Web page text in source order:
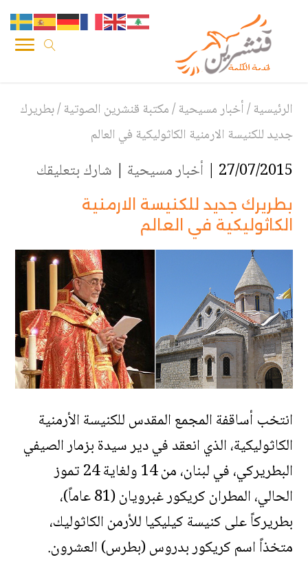
الرئيسية/أخبار مسيحية/مكتبة قنشرين الصوتية/بطريرك
جديد للكنيسة الارمنية الكاثوليكية في العالم
27/07/2015 | أخبار مسيحية | شارك بتعليقك
بطريرك جديد للكنيسة الارمنية
الكاثوليكية في العالم
انتخب أساقفة المجمع المقدس للكنيسة الأرمنية
الكاثوليكية، الذي انعقد في دير سيدة بزمار الصيفي
البطريركي، في لبنان، من 14 ولغاية 24 تموز
الحالي، المطران كريكور غبرويان (81 عاماً)،
بطريركاً على كنيسة كيليكيا للأرمن الكاثوليك،
متخذاً اسم كريكور بدروس (بطرس) العشرون.